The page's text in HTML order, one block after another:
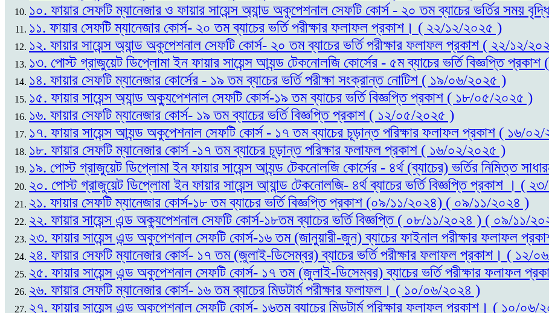
১০. ফায়ার সেফটি ম্যানেজার ও ফায়ার সায়েন্স অ্যান্ড অকুপেশনাল সেফটি কোর্স - ২০ তম ব্যাচের ভর্তির সময়
১১. ফায়ার সেফটি ম্যানেজার কোর্স- ২০ তম ব্যাচের ভর্তি পরীক্ষার ফলাফল প্রকাশ। ( ২২/১২/২০২৫ )
১২. ফায়ার সায়েন্স অ্যান্ড অকুপেশনাল সেফটি কোর্স- ২০ তম ব্যাচের ভর্তি পরীক্ষার ফলাফল প্রকাশ ( ২২/১২/
১৩. পোস্ট গ্রাজুয়েট ডিপ্লোমা ইন ফায়ার সায়েন্স আ্যন্ড টেকনোলজি কোর্সের - ৫ম ব্যাচের ভর্তি বিজ্ঞপ্তি
১৪. ফায়ার সেফটি ম্যানেজার কোর্সের - ১৯ তম ব্যাচের ভর্তি পরীক্ষা সংক্রান্ত নোটিশ ( ১৯/০৬/২০২৫ )
১৫. ফায়ার সায়েন্স অ্যান্ড অক্যুপেশনাল সেফটি কোর্স-১৯ তম ব্যাচের ভর্তি বিজ্ঞপ্তি প্রকাশ ( ১৮/০৫/২০২৫ )
১৬. ফায়ার সেফটি ম্যানেজার কোর্স- ১৯ তম ব্যাচের ভর্তি বিজ্ঞপ্তি প্রকাশ ( ১২/০৫/২০২৫ )
১৭. ফায়ার সায়েন্স আ্যন্ড অকুপেশনাল সেফটি কোর্স - ১৭ তম ব্যাচের চূড়ান্ত পরিক্ষার ফলাফল প্রকাশ ( ১৬/
১৮. ফায়ার সেফটি ম্যানেজার কোর্স -১৭ তম ব্যাচের চূড়ান্ত পরিক্ষার ফলাফল প্রকাশ ( ১৬/০২/২০২৫ )
১৯. পোস্ট গ্রাজুয়েট ডিপ্লোমা ইন ফায়ার সায়েন্স আ্যন্ড টেকনোলজি কোর্সের - ৪র্থ (ব্যাচের) ভর্তির নিমিত্ত
২০. পোস্ট গ্রাজুয়েট ডিপ্লোমা ইন ফায়ার সায়েন্স আ্যান্ড টেকনোলজি- ৪র্থ ব্যাচের ভর্তি বিজ্ঞপ্তি প্রকাশ । (
২১. ফায়ার সেফটি ম্যানেজার কোর্স-১৮ তম ব্যাচের ভর্তি বিজ্ঞপ্তি প্রকাশ (০৯/১১/২০২৪) ( ০৯/১১/২০২৪ )
২২. ফায়ার সায়েন্স এন্ড অক্যুপেশনাল সেফটি কোর্স-১৮তম ব্যাচের ভর্তি বিজ্ঞপ্তি ( ০৮/১১/২০২৪ ) ( ০৯/১১/
২৩. ফায়ার সায়েন্স এন্ড অকুপেশনাল সেফটি কোর্স-১৬ তম (জানুয়ারী-জুন) ব্যাচের ফাইনাল পরীক্ষার ফলাফল
২৪. ফায়ার সেফটি ম্যানেজার কোর্স- ১৭ তম (জুলাই-ডিসেম্বর) ব্যাচের ভর্তি পরীক্ষার ফলাফল প্রকাশ। ( ১২/
২৫. ফায়ার সায়েন্স এন্ড অকুপেশনাল সেফটি কোর্স- ১৭ তম (জুলাই-ডিসেম্বর) ব্যাচের ভর্তি পরীক্ষার ফলাফল
২৬. ফায়ার সেফটি ম্যানেজার কোর্স- ১৬ তম ব্যাচের মিডটার্ম পরীক্ষার ফলাফল। ( ১০/০৬/২০২৪ )
২৭. ফায়ার সায়েন্স এন্ড অকুপেশনাল সেফটি কোর্স- ১৬তম ব্যাচের মিডটার্ম পরিক্ষার ফলাফল প্রকাশ। ( ১০/০৬/